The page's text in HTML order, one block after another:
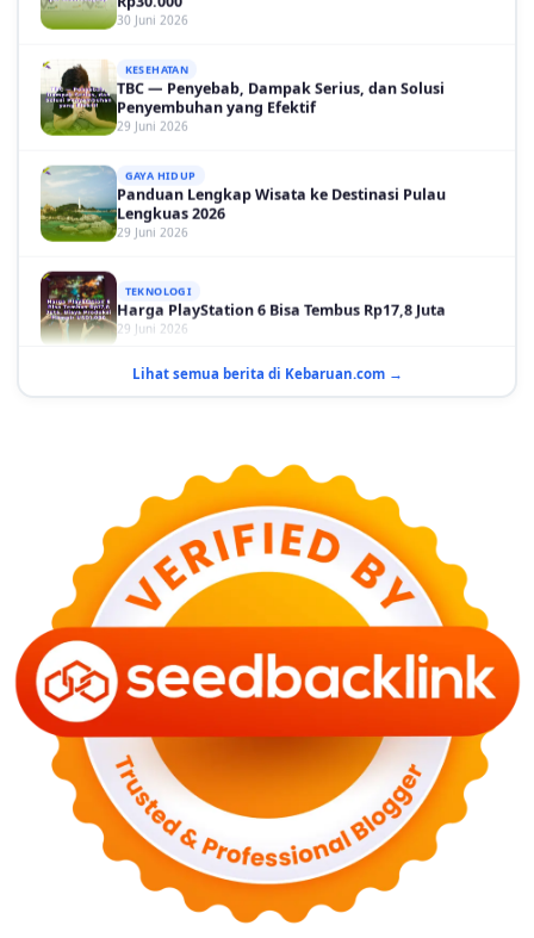
KESEHATAN
Penyembuhan yang Efektif
29 Juni 2026
GAYA HIDUP
Lengkuas 2026
29 Juni 2026
29 Juni 2026
10 Adegan Film Terikat Janji yang Sangat Tak
Bahaya Memakai Softlens untuk Mata yang Jarang
Diketahui
29 Juni 2026
NASIONAL
PLN Kalimantan Lakukan Manajemen Beban
Akibat Gangguan PLTGU
29 Juni 2026
KEUANGAN & INVESTASI
Harga Minyak Dunia Hari Ini Naik, WTI dan Brent
GAYA HIDUP
Sinopsis Film Marauders, Misteri Perampokan
Bank dengan Konspirasi Tersembunyi
30 Juni 2026
OLAH RAGA
Hasil Brasil vs Jepang 2-1: Comeback Dramatis, Gol
Martinelli Menit 90+5
Lihat semua berita di Kebaruan.com →